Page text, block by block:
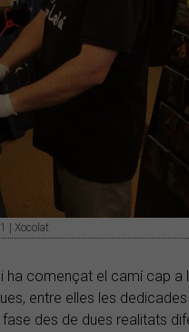
| Xocolat
ha començat el camí cap a
entre elles les dedicades
des de dues realitats